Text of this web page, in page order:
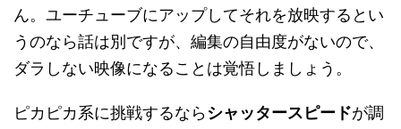
ん。ユーチューブにアップしてそれを放映するとい
うのなら話は別ですが、編集の自由度がないので、
ダラしない映像になることは覚悟しましょう。
ピカピカ系に挑戦するならシャッタースピードが調